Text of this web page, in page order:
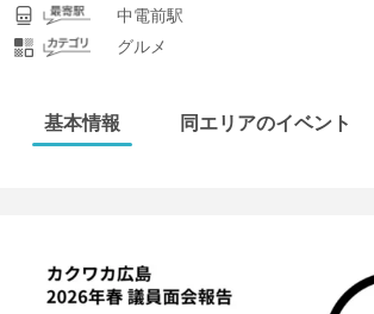
中電前駅
グルメ
基本情報 同エリアのイベント